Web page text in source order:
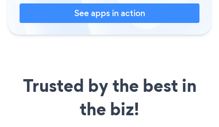
See apps in action
Trusted by the best in
the biz!